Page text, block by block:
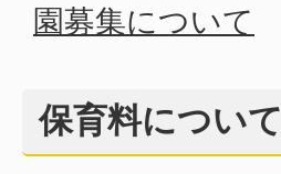
園募集について
保育料について